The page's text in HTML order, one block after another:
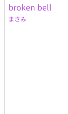
broken bell
まさみ